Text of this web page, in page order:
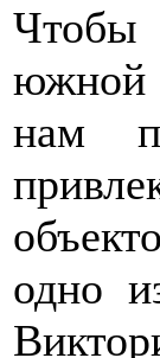
Чтобы
южной
нам
одно